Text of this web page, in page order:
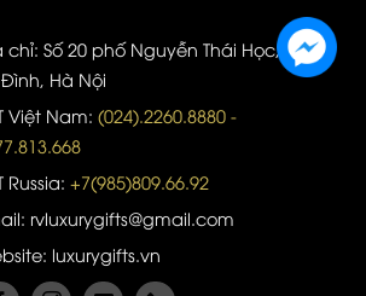
chỉ: Số 20 phố Nguyễn Thái Học, quận
Hà Nội
Việt Nam: (024).2260.8880 -
Russia: +7(985)809.66.92
rvluxurygifts@gmail.com
luxurygifts.vn